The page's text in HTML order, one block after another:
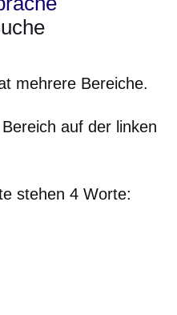
mehrere Bereiche.
auf der linken
stehen 4 Worte: